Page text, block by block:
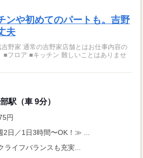
ンや初めてのパートも。吉野
夫
野家 通常の吉野家店舗とはお仕事内容の
駅（車 9分）
円
日／1日3時間〜OK！≫ ...
ライフバランスも充実...